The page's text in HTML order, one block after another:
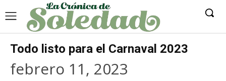
Todo listo para el Carnaval 2023
febrero 11, 2023